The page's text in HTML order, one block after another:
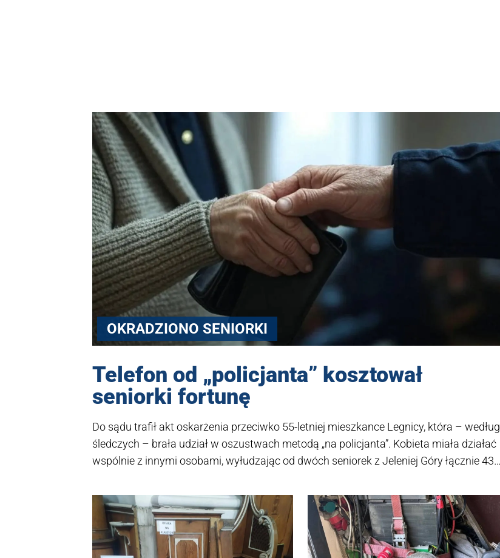
OKRADZIONO SENIORKI
Telefon od „policjanta” kosztował
seniorki fortunę
Do sądu trafił akt oskarżenia przeciwko 55-letniej mieszkance Legnicy, która – według
śledczych – brała udział w oszustwach metodą „na policjanta”. Kobieta miała działać
wspólnie z innymi osobami, wyłudzając od dwóch seniorek z Jeleniej Góry łącznie 43